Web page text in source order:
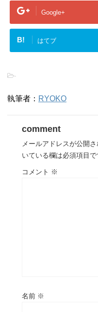
Google+
B! はてブ
-
執筆者： RYOKO
comment
メールアドレスが公開
いている欄は必須項目で
コメント ※
名前 ※